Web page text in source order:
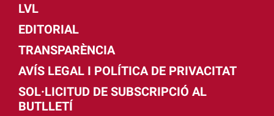
LVL
EDITORIAL
TRANSPARÈNCIA
AVÍS LEGAL I POLÍTICA DE PRIVACITAT
SOL·LICITUD DE SUBSCRIPCIÓ AL
BUTLLETÍ